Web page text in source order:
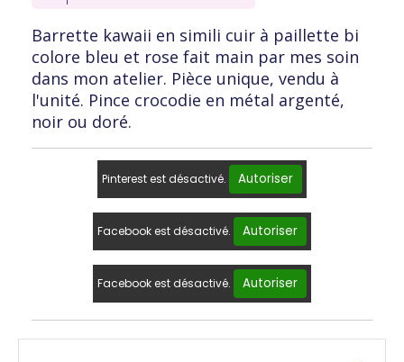
Barrette kawaii en simili cuir à paillette bi
colore bleu et rose fait main par mes soin
dans mon atelier. Pièce unique, vendu à
l'unité. Pince crocodie en métal argenté,
noir ou doré.
Pinterest est désactivé. Autoriser
Facebook est désactivé. Autoriser
Facebook est désactivé. Autoriser